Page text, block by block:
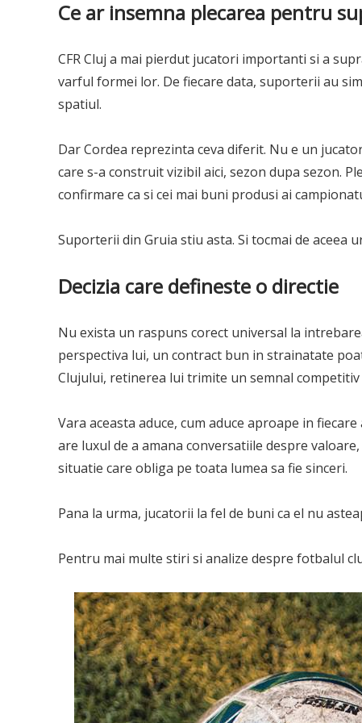
Ce ar insemna plecarea pentru
CFR Cluj a mai pierdut jucatori importanti si a
varful formei lor. De fiecare data, suporterii au
spatiul.
Dar Cordea reprezinta ceva diferit. Nu e un
care s-a construit vizibil aici, sezon dupa sezon.
confirmare ca si cei mai buni produsi ai
Suporterii din Gruia stiu asta. Si tocmai de aceea
Decizia care defineste o directie
Nu exista un raspuns corect universal la
perspectiva lui, un contract bun in strainatate
Clujului, retinerea lui trimite un semnal competitiv
Vara aceasta aduce, cum aduce aproape in
are luxul de a amana conversatiile despre
situatie care obliga pe toata lumea sa fie sinceri.
Pana la urma, jucatorii la fel de buni ca el nu
Pentru mai multe stiri si analize despre fotbalul